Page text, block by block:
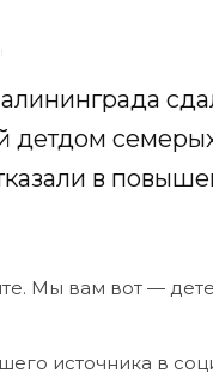
детдом
в
Мы вам вот —
источника в